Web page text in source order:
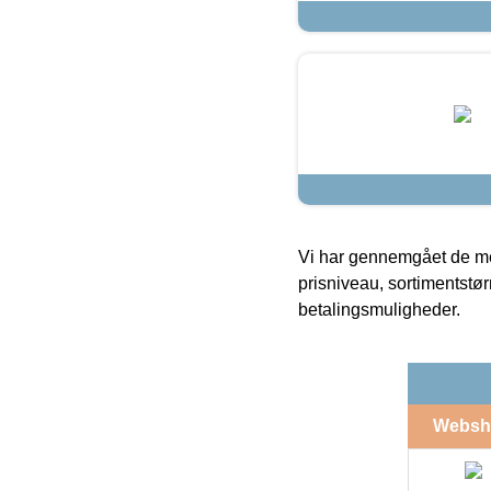
Vi har gennemgået de
prisniveau,
betalingsmuligheder.